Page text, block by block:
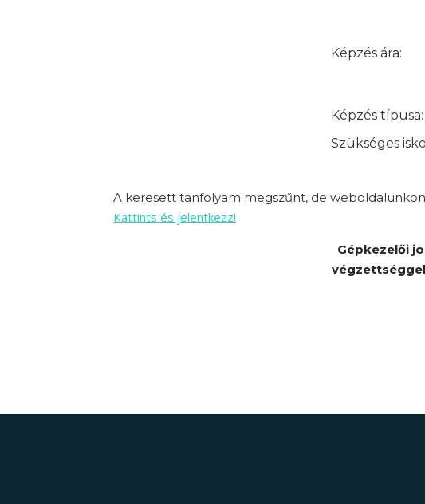
Képzés ára:
Képzés típusa:
Szükséges
A keresett tanfolyam megszűnt, de
Kattints és jelentkezz!
Gépkezelői